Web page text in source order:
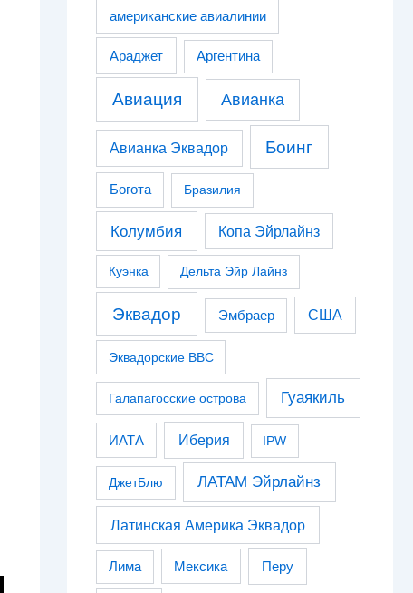
американские авиалинии
Араджет Аргентина
Авиация Авианка
Авианка Эквадор Боинг
Богота Бразилия
Колумбия Копа Эйрлайнз
Куэнка Дельта Эйр Лайнз
Эквадор Эмбраер США
Эквадорские ВВС
Галапагосские острова Гуаякиль
ИАТА Иберия IPW
ДжетБлю ЛАТАМ Эйрлайнз
Латинская Америка Эквадор
Лима Мексика Перу